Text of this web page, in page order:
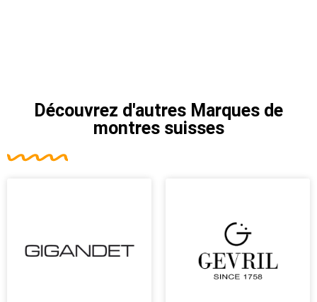
Découvrez d'autres Marques de
montres suisses